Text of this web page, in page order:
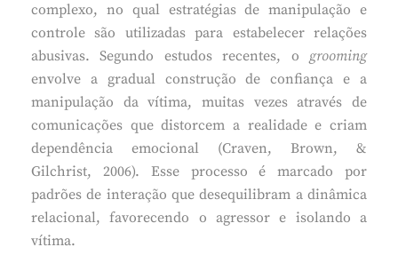
complexo, no qual estratégias de manipulação e
controle são utilizadas para estabelecer relações
abusivas. Segundo estudos recentes, o grooming
envolve a gradual construção de confiança e a
manipulação da vítima, muitas vezes através de
comunicações que distorcem a realidade e criam
dependência emocional (Craven, Brown, &
Gilchrist, 2006). Esse processo é marcado por
padrões de interação que desequilibram a dinâmica
relacional, favorecendo o agressor e isolando a
vítima.